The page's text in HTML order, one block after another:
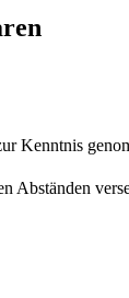
Kenntnis
Abständen